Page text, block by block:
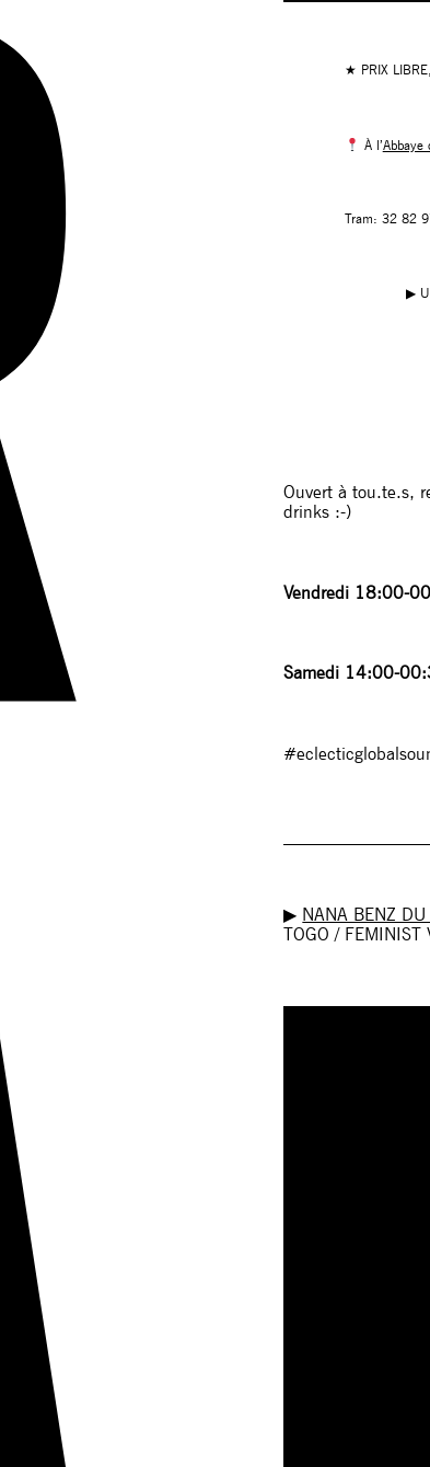
★ PRIX
À l’Abbaye
Tram: 32 82
▶︎
Ouvert à tou.te.s,
drinks :-)
Vendredi 18:00-
Samedi 14:00-
▶︎ NANA BENZ DU
TOGO / FEMINIST